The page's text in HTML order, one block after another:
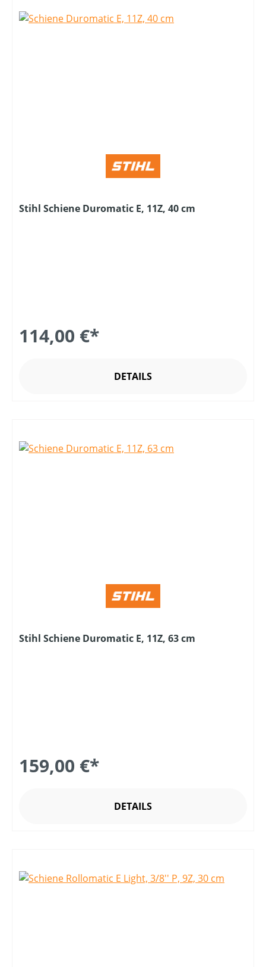
Stihl Schiene Duromatic E, 11Z, 40 cm
114,00 €*
DETAILS
Stihl Schiene Duromatic E, 11Z, 63 cm
159,00 €*
DETAILS